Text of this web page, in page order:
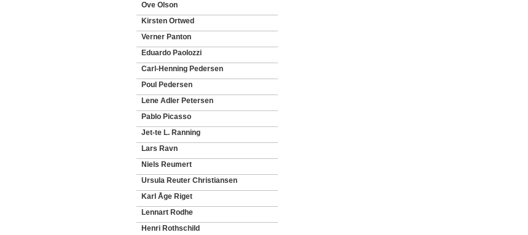
Ove Olson
Kirsten Ortwed
Verner Panton
Eduardo Paolozzi
Carl-Henning Pedersen
Poul Pedersen
Lene Adler Petersen
Pablo Picasso
Jet-te L. Ranning
Lars Ravn
Niels Reumert
Ursula Reuter Christiansen
Karl Åge Riget
Lennart Rodhe
Henri Rothschild